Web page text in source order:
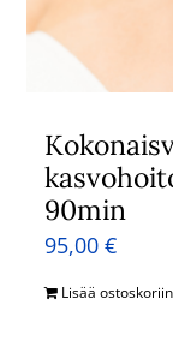
90min
95,00€
Lisää ostoskoriin